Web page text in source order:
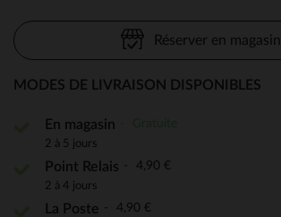
Réserver en magasin
MODES DE LIVRAISON DISPONIBLES
En magasin
2 à 5 jours
Point Relais 4,90 €
2 à 4 jours
La Poste 4,90 €